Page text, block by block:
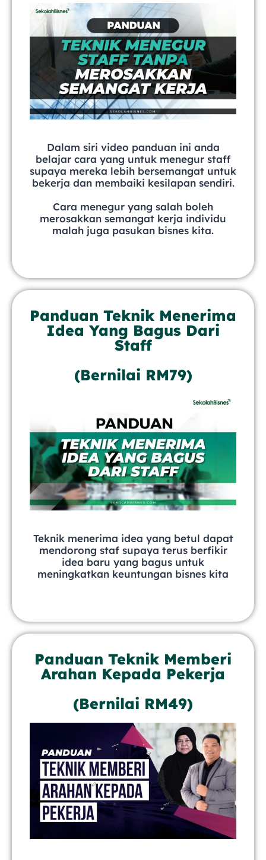
Dalam siri video panduan ini anda
belajar cara yang untuk menegur staff
supaya mereka lebih bersemangat untuk
bekerja dan membaiki kesilapan sendiri.
Cara menegur yang salah boleh
merosakkan semangat kerja individu
malah juga pasukan bisnes kita.
Panduan Teknik Menerima
Idea Yang Bagus Dari
Staff
(Bernilai RM79)
Teknik menerima idea yang betul dapat
mendorong staf supaya terus berfikir
idea baru yang bagus untuk
meningkatkan keuntungan bisnes kita
Panduan Teknik Memberi
Arahan Kepada Pekerja
(Bernilai RM49)